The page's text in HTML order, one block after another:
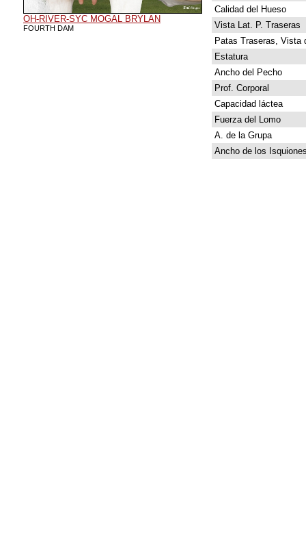
OH-RIVER-SYC MOGAL BRYLAN
FOURTH DAM
Calidad del Hueso
Vista Lat. P. Traseras
Patas Traseras, Vista
Estatura
Ancho del Pecho
Prof. Corporal
Capacidad láctea
Fuerza del Lomo
A. de la Grupa
Ancho de los